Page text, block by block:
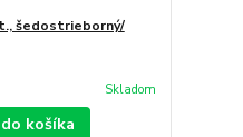
šedostrieborný/
Skladom
košíka